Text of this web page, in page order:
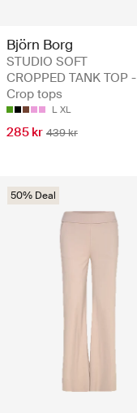
Björn Borg
STUDIO SOFT
CROPPED TANK TOP -
Crop tops
L XL
285 kr 439 kr
50% Deal